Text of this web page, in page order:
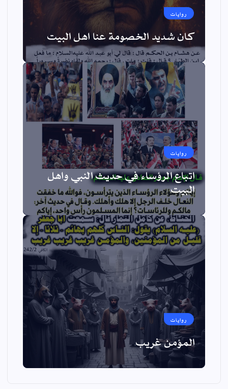
روايات
كان شديد الخصومة عنا اهل البيت
روايات
اتباع الرؤساء في حديث النبي واهل
البيت
روايات
المؤمن غريب